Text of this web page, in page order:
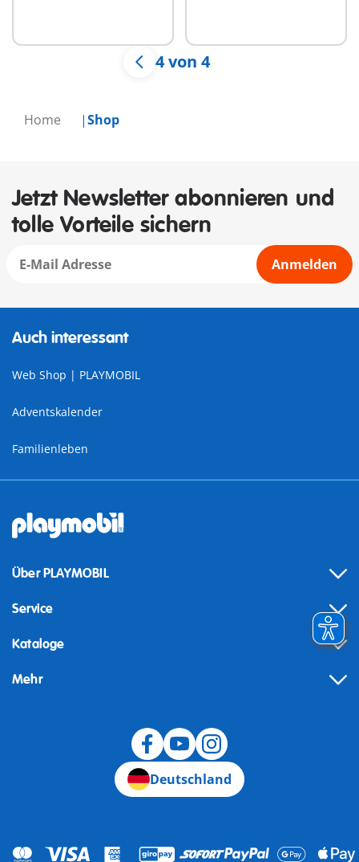
Home Shop
4 von 4
Jetzt Newsletter abonnieren und
tolle Vorteile sichern
Anmelden
Auch interessant
Web Shop | PLAYMOBIL
Adventskalender
Familienleben
Über PLAYMOBIL
Service
Kataloge
Mehr
Deutschland